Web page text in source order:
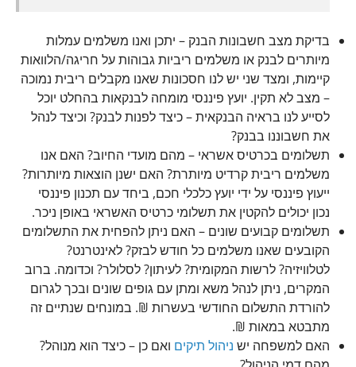
בדיקת מצב חשבונות הבנק – יתכן ואנו משלמים עמלות
מיותרים לבנק או משלמים ריביות גבוהות על חריגה/הלוואות
קיימות, ומצד שני יש לנו חסכונות שאנו מקבלים ריבית נמוכה
– מצב לא תקין. יועץ פיננסי מומחה לבנקאות בהחלט יוכל
לסייע לנו בראיה הבנקאית – כיצד לפנות לבנק? וכיצד לנהל
את חשבוננו בבנק?
תשלומים בכרטיס אשראי – מהם מועדי החיוב? האם אנו
משלמים ריבית קרדיט מיותרת? האם ישנן הוצאות מיותרות?
ייעוץ פיננסי על ידי יועץ כלכלי חכם, ביחד עם תכנון פיננסי
נכון יכולים להקטין את תשלומי כרטיס האשראי באופן ניכר.
תשלומים קבועים שונים – האם ניתן להפחית את התשלומים
הקובעים שאנו משלמים כל חודש לבזק? לאינטרנט?
לטלוויזיה? לרשות המקומית? לעיתון? לסלולר? וכדומה. ברוב
המקרים, ניתן לנהל משא ומתן עם גופים שונים ובכך לגרום
להורדת התשלום החודשי בעשרות ₪. במונחים שנתיים זה
מתבטא במאות ₪.
האם למשפחה יש ניהול תיקים ואם כן – כיצד הוא מנוהל?